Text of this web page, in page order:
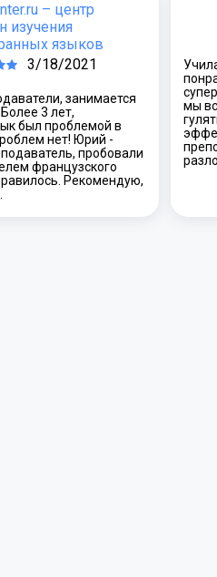
– центр
изучения
языков
3/18/2021
занимается
3 лет,
был проблемой в
нет! Юрий -
пробовали
французского
Рекомендую,
мы